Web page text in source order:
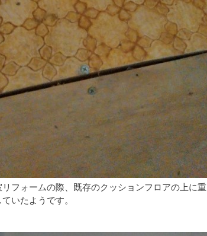
フォームの際、既存のクッションフロアの上に重
いたようです。